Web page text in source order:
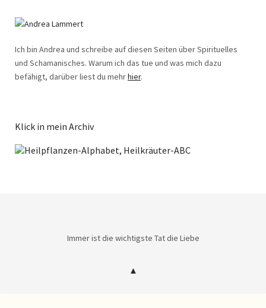
Ich bin Andrea und schreibe auf diesen Seiten über Spirituelles
und Schamanisches. Warum ich das tue und was mich dazu
befähigt, darüber liest du mehrhier.
Klick in mein Archiv
Immer ist die wichtigste Tat die Liebe